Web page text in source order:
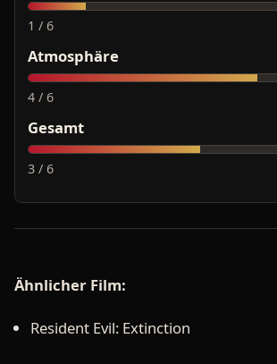
1 / 6
Atmosphäre
4 / 6
Gesamt
3 / 6
Ähnlicher Film:
Resident Evil: Extinction